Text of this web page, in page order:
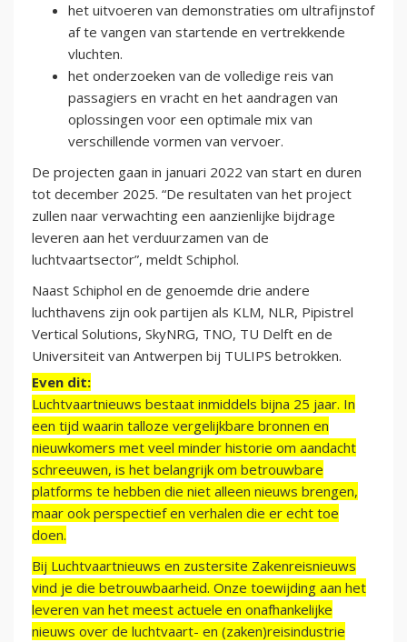
het uitvoeren van demonstraties om ultrafijnstof
af te vangen van startende en vertrekkende
vluchten.
het onderzoeken van de volledige reis van
passagiers en vracht en het aandragen van
oplossingen voor een optimale mix van
verschillende vormen van vervoer.
De projecten gaan in januari 2022 van start en duren
tot december 2025. “De resultaten van het project
zullen naar verwachting een aanzienlijke bijdrage
leveren aan het verduurzamen van de
luchtvaartsector”, meldt Schiphol.
Naast Schiphol en de genoemde drie andere
luchthavens zijn ook partijen als KLM, NLR, Pipistrel
Vertical Solutions, SkyNRG, TNO, TU Delft en de
Universiteit van Antwerpen bij TULIPS betrokken.
Even dit:
Luchtvaartnieuws bestaat inmiddels bijna 25 jaar. In
een tijd waarin talloze vergelijkbare bronnen en
nieuwkomers met veel minder historie om aandacht
schreeuwen, is het belangrijk om betrouwbare
platforms te hebben die niet alleen nieuws brengen,
maar ook perspectief en verhalen die er echt toe
doen.
Bij Luchtvaartnieuws en zustersite Zakenreisnieuws
vind je die betrouwbaarheid. Onze toewijding aan het
leveren van het meest actuele en onafhankelijke
nieuws over de luchtvaart- en (zaken)reisindustrie